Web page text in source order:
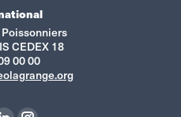
CEDEX 18
00 00